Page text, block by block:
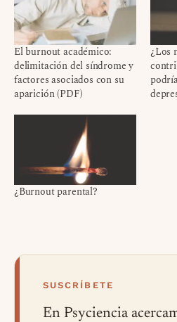
El burnout académico:
delimitación del síndrome y
factores asociados con su
aparición (PDF)
¿Los
¿Burnout parental?
SUSCRÍBETE
En Psyciencia